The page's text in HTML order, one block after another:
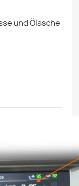
und Ölasche